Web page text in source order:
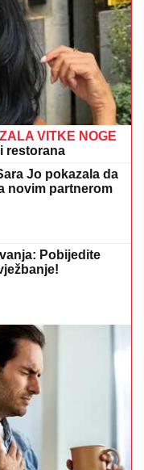
VITKE NOGE
restorana
Jo pokazala da
novim partnerom
Pobijedite